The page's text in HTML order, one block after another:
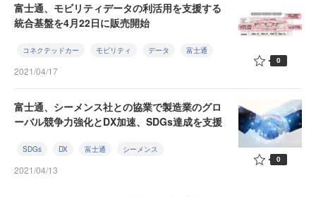
富士通、モビリティデータの利活用を支援する
統合基盤を4月22日に販売開始
コネクテッドカー モビリティ データ 富士通
2021/04/17
0
富士通、シーメンス社との協業で製造業のグロ
ーバル競争力強化とDX加速、SDGs達成を支援
SDGs DX 富士通 シーメンス
2021/04/13
0